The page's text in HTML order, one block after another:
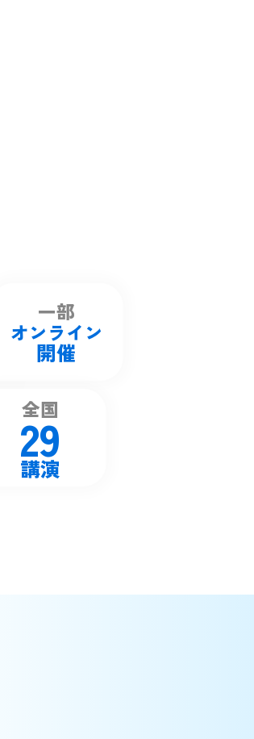
一部
オンライン
開催
全国
29
講演